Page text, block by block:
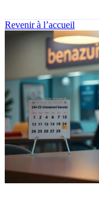
Revenir à l’accueil